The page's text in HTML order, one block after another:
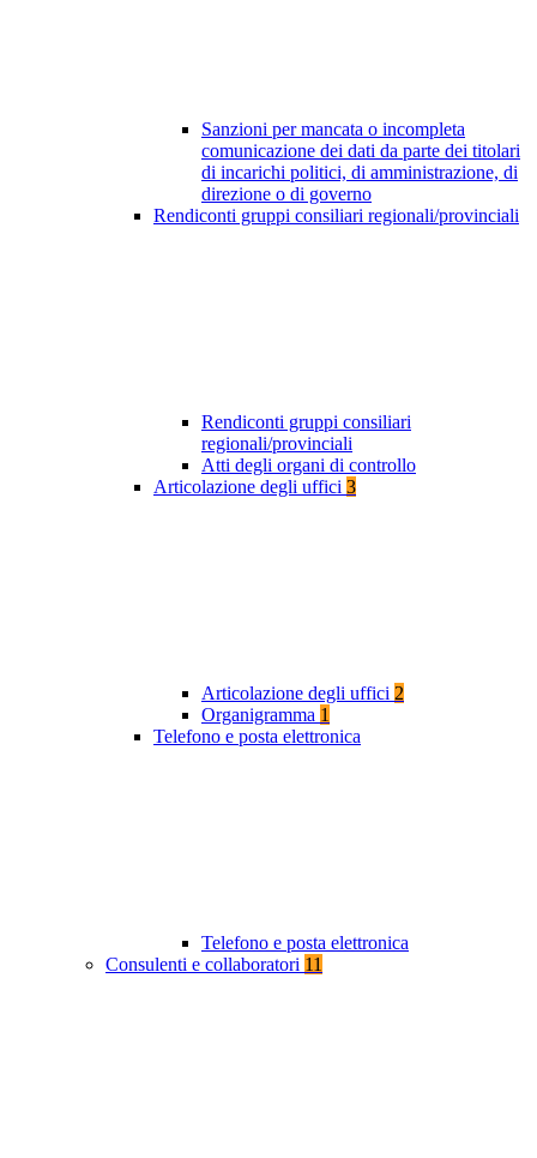
Sanzioni per mancata o incompleta
comunicazione dei dati da parte dei titolari
di incarichi politici, di amministrazione, di
direzione o di governo
Rendiconti gruppi consiliari regionali/provinciali
Rendiconti gruppi consiliari
regionali/provinciali
Atti degli organi di controllo
Articolazione degli uffici 3
Articolazione degli uffici 2
Organigramma 1
Telefono e posta elettronica
Telefono e posta elettronica
Consulenti e collaboratori 11